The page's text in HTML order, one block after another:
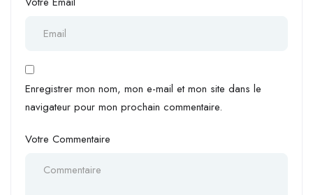
Enregistrer mon nom, mon e-mail et mon site dans le
navigateur pour mon prochain commentaire.
Votre Commentaire